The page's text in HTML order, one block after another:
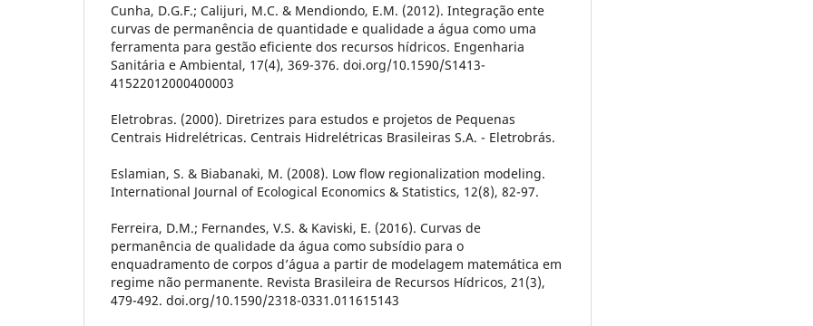
Cunha, D.G.F.; Calijuri, M.C. & Mendiondo, E.M. (2012). Integração ente
curvas de permanência de quantidade e qualidade a água como uma
ferramenta para gestão eficiente dos recursos hídricos. Engenharia
Sanitária e Ambiental, 17(4), 369-376. doi.org/10.1590/S1413-
41522012000400003
Eletrobras. (2000). Diretrizes para estudos e projetos de Pequenas
Centrais Hidrelétricas. Centrais Hidrelétricas Brasileiras S.A. - Eletrobrás.
Eslamian, S. & Biabanaki, M. (2008). Low flow regionalization modeling.
International Journal of Ecological Economics & Statistics, 12(8), 82-97.
Ferreira, D.M.; Fernandes, V.S. & Kaviski, E. (2016). Curvas de
permanência de qualidade da água como subsídio para o
enquadramento de corpos d’água a partir de modelagem matemática em
regime não permanente. Revista Brasileira de Recursos Hídricos, 21(3),
479-492. doi.org/10.1590/2318-0331.011615143